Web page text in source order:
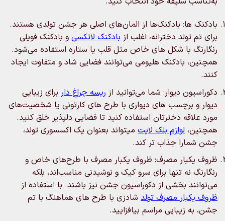
بادکنک‌ ها: بادکنک‌ها از المان‌های اصلی هر جشن تولدی هستند.
برای تم تولد دخترانه، اغلب از بادکنک‌ لاتکسی و بادکنک فویلی
رنگارنگ با شکل‌ های خاص مثل قلب یا ستاره استفاده می‌شود.
همچنین، بادکنک‌ هلیومی می‌توانند فضایی شاد و متفاوت ایجاد
کنند.
دکوراسیون دیوار: شما می‌توانید از ریسه چراغ دار برای زیبایی
دیوار و برچسب‌ های دیواری با طرح‌ های کارتونی یا شخصیت‌های
مورد علاقه دخترتان استفاده کنید تا فضایی دلپذیر خلق کنید.
همچنین، لوازم بلک لایت میتواند بعنوان یک اکسسوری تولد،
جشن شمارا جذاب تر کند.
ظروف یکبار مصرف: ظروف یکبار مصرف با طرح‌های خاص و
رنگارنگ نه تنها برای سرو کیک و نوشیدنی مناسب‌اند، بلکه
می‌توانند بخشی از دکوراسیون جشن نیز باشند. با استفاده از
ظروف یکبار مصرف تولد شادزی با طرح‌ های هماهنگ با تم
جشن، به زیبایی مراسم بیافزایید.